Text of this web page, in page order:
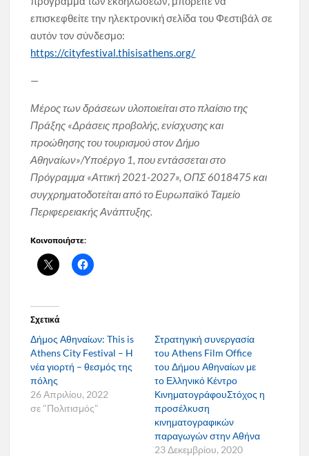
επισκεφθείτε την ηλεκτρονική σελίδα του Φεστιβάλ σε
αυτόν τον σύνδεσμο:
https://cityfestival.thisisathens.org/
—
Μέρος των δράσεων υλοποιείται στο πλαίσιο της
Πράξης «Δράσεις προβολής, ενίσχυσης και
προώθησης του τουρισμού στον Δήμο
Αθηναίων»/Yποέργο 1, που εντάσσεται στο
Πρόγραμμα «Αττική 2021-2027», ΟΠΣ 6018475 και
συγχρηματοδοτείται από το Ευρωπαϊκό Ταμείο
Περιφερειακής Ανάπτυξης.
Κοινοποιήστε:
Σχετικά
Δήμος Αθηναίων: This is
Athens City Festival – H
νέα γιορτή – θεσμός της
πόλης
26 Απριλίου, 2022
σε "Πολιτισμός"
Στρατηγική συνεργασία
του Athens Film Office
του Δήμου Αθηναίων με
το Ελληνικό Κέντρο
ΚινηματογράφουΣτόχος η
προσέλκυση
κινηματογραφικών
παραγωγών στην Αθήνα
23 Δεκεμβρίου, 2020